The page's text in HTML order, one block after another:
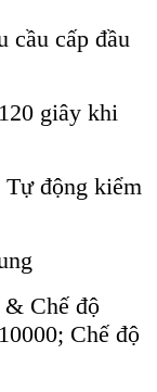
cầu cấp đầu
giây khi
động kiểm
& Chế độ
Chế độ